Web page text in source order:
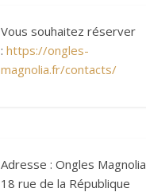
Vous souhaitez réserver
: https://ongles-
magnolia.fr/contacts/
Adresse : Ongles Magnolia
18 rue de la République